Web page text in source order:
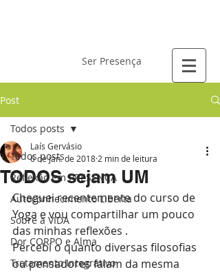
Ser Presença
Post
Todos posts
Reflexão em PRESENÇA
Autoconhecimento Liberta
Sobre a VIDA
Dor CORPO e Alma
Tratamento Integrativo
Todos posts
TODOS sejam UM
Laís Gervásio
6 de jan. de 2018 2 min de leitura
Cheguei recentemente do curso de
Yoga e vou compartilhar um pouco
das minhas reflexões .
Percebi o quanto diversas filosofias
ou pensadores falam da mesma